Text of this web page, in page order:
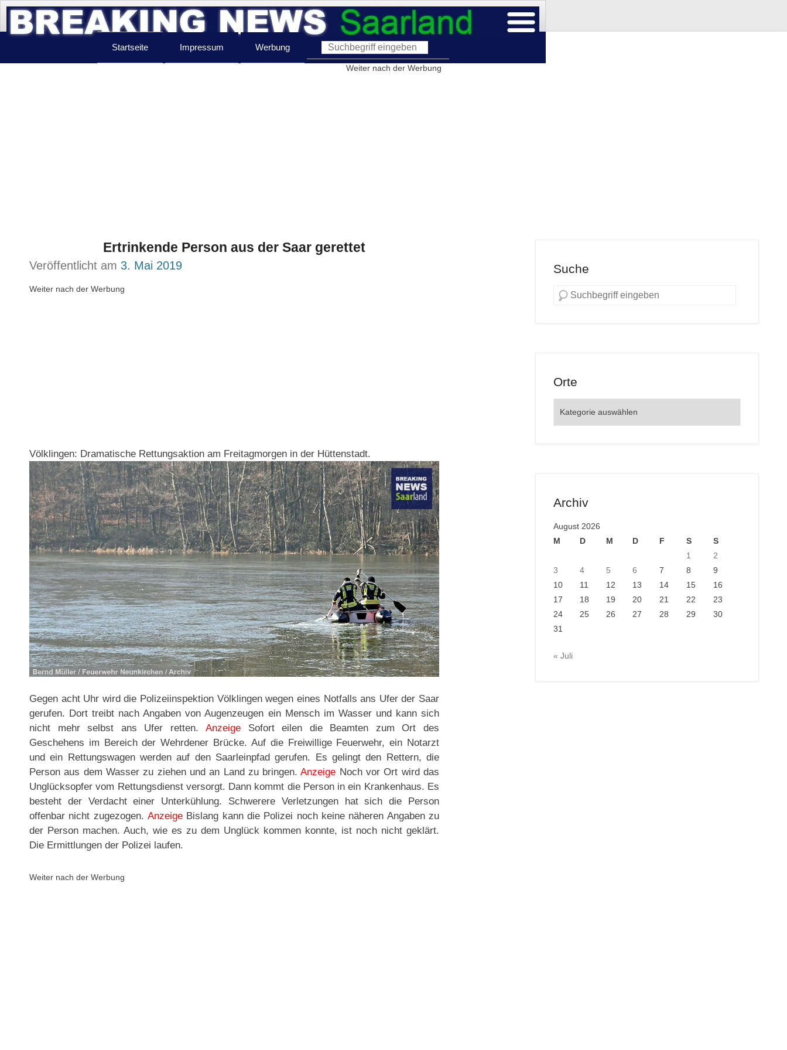
Startseite Impressum Werbung
Weiter nach der Werbung
Ertrinkende Person aus der Saar gerettet
Veröffentlicht am 3. Mai 2019
Weiter nach der Werbung
Völklingen: Dramatische Rettungsaktion am Freitagmorgen in der Hüttenstadt.
Gegen acht Uhr wird die Polizeiinspektion Völklingen wegen eines Notfalls ans Ufer der Saar
gerufen. Dort treibt nach Angaben von Augenzeugen ein Mensch im Wasser und kann sich
nicht mehr selbst ans Ufer retten.Anzeige Sofort eilen die Beamten zum Ort des
Geschehens im Bereich der Wehrdener Brücke. Auf die Freiwillige Feuerwehr, ein Notarzt
und ein Rettungswagen werden auf den Saarleinpfad gerufen. Es gelingt den Rettern, die
Person aus dem Wasser zu ziehen und an Land zu bringen.Anzeige Noch vor Ort wird das
Unglücksopfer vom Rettungsdienst versorgt. Dann kommt die Person in ein Krankenhaus. Es
besteht der Verdacht einer Unterkühlung. Schwerere Verletzungen hat sich die Person
offenbar nicht zugezogen. Anzeige Bislang kann die Polizei noch keine näheren Angaben zu
der Person machen. Auch, wie es zu dem Unglück kommen konnte, ist noch nicht geklärt.
Die Ermittlungen der Polizei laufen.
Weiter nach der Werbung
Suche
Orte
Archiv
August 2026
M
D M D F S
S
1
2
3
4 5 6 7 8
9
10
11 12 13 14 15
16
17
18 19 20 21 22
23
24
25 26 27 28 29
30
31
« Juli